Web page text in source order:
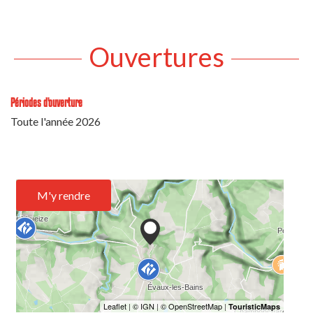
Ouvertures
Périodes d'ouverture
Toute l'année 2026
M'y rendre